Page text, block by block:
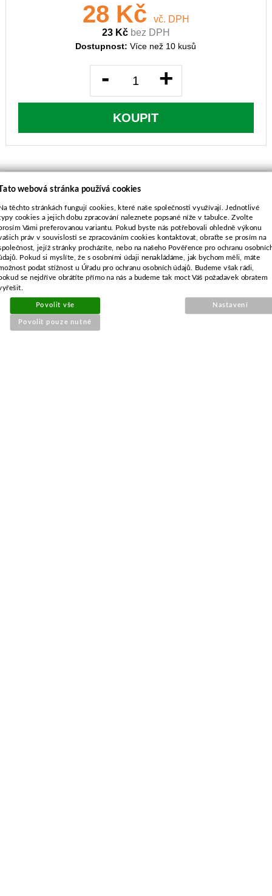
28 Kč
vč. DPH
23 Kč bez DPH
Dostupnost:Více než 10 kusů
- +
KOUPIT
POPIS ZBOŽÍ
Vnější průměr - 38,0 mm
Vnitřní průměr - 11,7 mm
Tlouštka - 2,4 mm
SOUVISEJÍCÍ PRODUKTY
webová stránka používá cookies
těchto stránkách fungují cookies, které naše společnosti využívají. Jednotlivé
cookies a jejich dobu zpracování naleznete popsané níže v tabulce. Zvolte
Vámi preferovanou variantu. Pokud byste nás potřebovali ohledně výkonu
práv v souvislosti se zpracováním cookies kontaktovat, obraťte se prosím na
jejíž stránky procházíte, nebo na našeho Pověřence pro ochranu
Pokud si myslíte, že s osobními údaji nenakládáme, jak bychom měli, máte
podat stížnost u Úřadu pro ochranu osobních údajů. Budeme však rádi,
se nejdříve obrátíte přímo na nás a budeme tak moct Váš požadavek obratem
Povolit vše
Povolit pouze nutné
Nastavení